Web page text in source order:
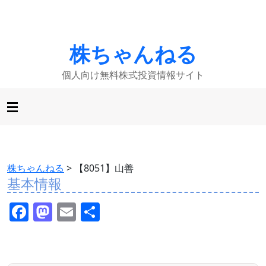
株ちゃんねる
個人向け無料株式投資情報サイト
株ちゃんねる > 【8051】山善
基本情報
F M E